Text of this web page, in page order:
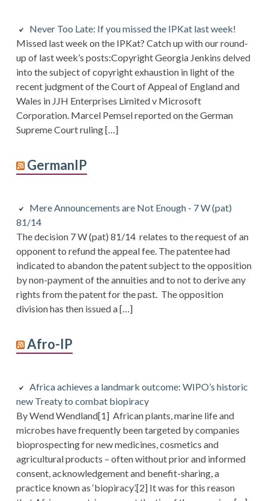
Never Too Late: If you missed the IPKat last week!
Missed last week on the IPKat? Catch up with our round-
up of last week’s posts:Copyright Georgia Jenkins delved
into the subject of copyright exhaustion in light of the
recent judgment of the Court of Appeal of England and
Wales in JJH Enterprises Limited v Microsoft
Corporation. Marcel Pemsel reported on the German
Supreme Court ruling […]
GermanIP
Mere Announcements are Not Enough - 7 W (pat)
81/14
The decision 7 W (pat) 81/14 relates to the request of an
opponent to refund the appeal fee. The patentee had
indicated to abandon the patent subject to the opposition
by non-payment of the annuities and to not to derive any
rights from the patent for the past. The opposition
division has then issued a […]
Afro-IP
Africa achieves a landmark outcome: WIPO’s historic
new Treaty to combat biopiracy
By Wend Wendland[1] African plants, marine life and
microbes have frequently been targeted by companies
bioprospecting for new medicines, cosmetics and
agricultural products – often without prior and informed
consent, acknowledgement and benefit-sharing, a
practice known as ‘biopiracy’.[2] It was for this reason